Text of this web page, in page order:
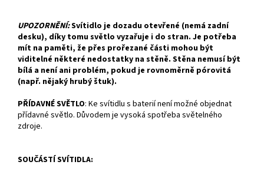
UPOZORNĚNÍ:Svítidlo je dozadu otevřené (nemá zadní
desku), díky tomu světlo vyzařuje i do stran. Je potřeba
mít na paměti, že přes prořezané části mohou být
viditelné některé nedostatky na stěně. Stěna nemusí být
bílá a není ani problém, pokud je rovnoměrně pórovitá
(např. nějaký hrubý štuk).
PŘÍDAVNÉ SVĚTLO: Ke svítidlu s baterií není možné objednat
přídavné světlo. Důvodem je vysoká spotřeba světelného
zdroje.
SOUČÁSTÍ SVÍTIDLA: